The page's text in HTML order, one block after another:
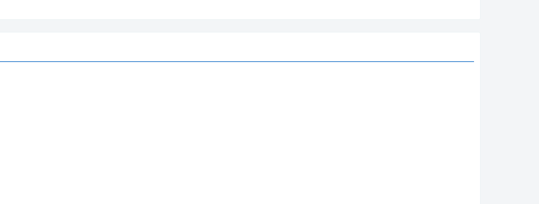
cao.
cấp.
tối đa mất nhiệt khi mở tủ.